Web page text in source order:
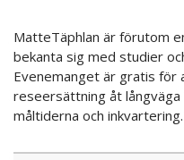
MatteTäphlan är förutom
bekanta sig med studier
Evenemanget är gratis för
reseersättning åt
måltiderna och inkvartering.